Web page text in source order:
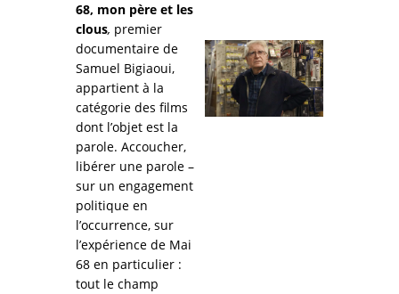
68, mon père et les
clous, premier
documentaire de
Samuel Bigiaoui,
appartient à la
catégorie des films
dont l’objet est la
parole. Accoucher,
libérer une parole –
sur un engagement
politique en
l’occurrence, sur
l’expérience de Mai
68 en particulier :
tout le champ